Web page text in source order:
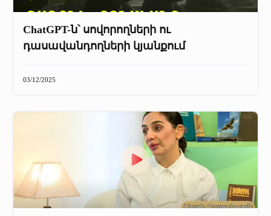
ChatGPT-ն՝ սովորողների ու
դասավանդողների կյանքում
03/12/2025